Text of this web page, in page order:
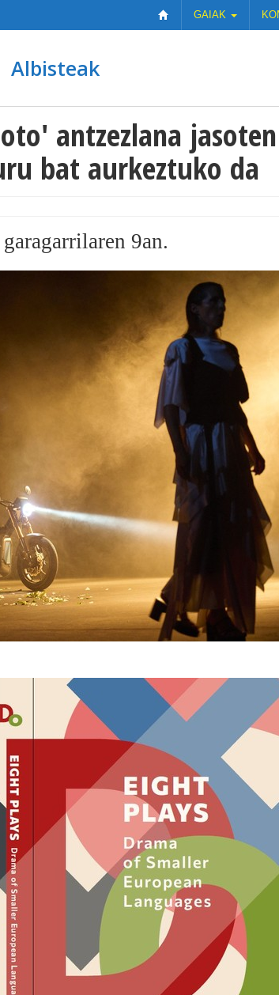
GAIAK
Albisteak
antzezlana jasoten
bat aurkeztuko da
9an.